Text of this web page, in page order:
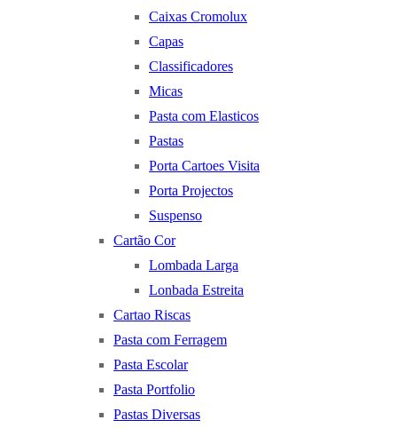
Caixas Cromolux
Capas
Classificadores
Micas
Pasta com Elasticos
Pastas
Porta Cartoes Visita
Porta Projectos
Suspenso
Cartão Cor
Lombada Larga
Lonbada Estreita
Cartao Riscas
Pasta com Ferragem
Pasta Escolar
Pasta Portfolio
Pastas Diversas